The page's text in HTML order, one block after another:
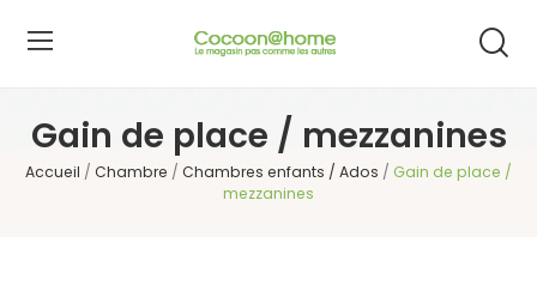
Gain de place / mezzanines
Accueil Chambre Chambres enfants / Ados
Gain de place /
mezzanines